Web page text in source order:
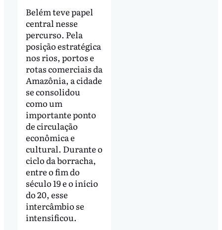
Belém teve papel
central nesse
percurso. Pela
posição estratégica
nos rios, portos e
rotas comerciais da
Amazônia, a cidade
se consolidou
como um
importante ponto
de circulação
econômica e
cultural. Durante o
ciclo da borracha,
entre o fim do
século 19 e o início
do 20, esse
intercâmbio se
intensificou.